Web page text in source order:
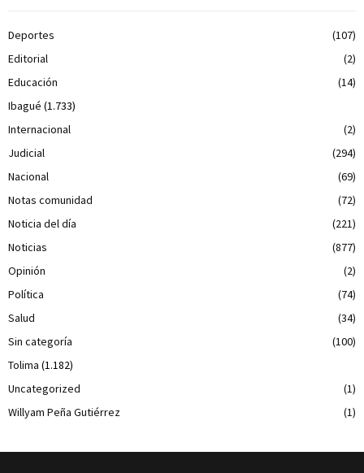
Deportes
(107)
Editorial
(2)
Educación
(14)
Ibagué (1.733)
Internacional
(2)
Judicial
(294)
Nacional
(69)
Notas comunidad
(72)
Noticia del día
(221)
Noticias
(877)
Opinión
(2)
Política
(74)
Salud
(34)
Sin categoría
(100)
Tolima (1.182)
Uncategorized
(1)
Willyam Peña Gutiérrez
(1)